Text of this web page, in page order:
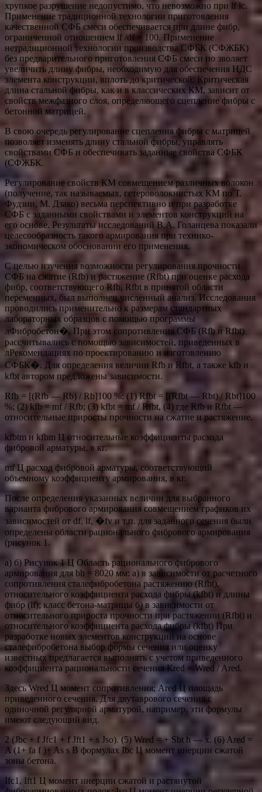
хрупкое разрушение недопустимо, что невозможно при lf lc.
Применение традиционной технологии приготовления
качественной СФБ смеси обеспечивается при длине фибр,
ограниченной отношением lf /df = 100. Применение
нетрадиционной технологии производства СФБК (СФЖБК)
без предварительного приготовления СФБ смеси по зволяет
увеличить длину фибры, необходимую для обеспечения НДС
элемента конструкции, вплоть до критической. Критическая
длина стальной фибры, как и в классических КМ, зависит от
свойств межфазного слоя, определяющего сцепление фибры с
бетонной матрицей.
В свою очередь регулирование сцепления фибры с матрицей
позволяет изменять длину стальной фибры, управлять
свойствами СФБ и обеспечивать заданные свойства СФБК
(СФЖБК.
Регулирование свойств КМ совмещением различных волокон
(получение, так называемых, гетероволокнистых КМ по Т.
Фудзии, М. Дзако) весьма перспективно и при разработке
СФБ с заданными свойствами и элементов конструкций на
его основе. Результаты исследований В.А. Голанцева показали
целесообразность такого армирования при технико-
экономическом обосновании его применения.
С целью изучения возможности регулирования прочности
СФБ на сжатие (Rfb) и растяжение (Rfbt) при оценке расхода
фибр, соответствующего Rfb, Rfbt в принятой области
переменных, был выполнен численный анализ. Исследования
проводились применительно к размерам стандартных
лабораторных образцов с помощью программы
лФибробетон�. При этом сопротивления СФБ (Rfb и Rfbt)
рассчитывались с помощью зависимостей, приведенных в
лРекомендациях по проектированию и изготовлению
СФБК�. Для определения величин Rfb и Rfbt, а также kfb и
kfbt автором предложены зависимости.
Rfb = [(Rfb — Rb) / Rb]100 %; (1) Rfbt = [(Rfbt — Rbt) / Rbt]100
%; (2) kfb = mf / Rfb; (3) kfbt = mf / Rfbt, (4) где Rfb и Rfbt —
относительные приросты прочности на сжатие и растяжение.
kfbtm и kfbm Ц относительные коэффициенты расхода
фибровой арматуры, в кг.
mf Ц расход фибровой арматуры, соответствующий
объемному коэффициенту армирования, в кг.
После определения указанных величин для выбранного
варианта фибрового армирования совмещением графиков их
зависимостей от df, lf, �fv и т.п. для заданного сечения были
определены области рационального фибрового армирования
(рисунок 1.
а) б) Рисунок 1 Ц Область рационального фибрового
армирования для bh = 8020 мм: а) в зависимости от расчетного
сопротивления сталефибробетона растяжению (Rfbt),
относительного коэффициента расхода фибры (kfbt) и длины
фибр (lf); класс бетона-матрицы б) в зависимости от
относительного прироста прочности при растяжении (Rfbt) и
относительного коэффициента расхода фибры (kfbt) При
разработке новых элементов конструкций на основе
сталефибробетона выбор формы сечения или оценку
известных предлагается выполнять с учетом приведенного
коэффициента рациональности сечения Кred = Wred / Ared.
Здесь Wred Ц момент сопротивления; Ared Ц площадь
приведенного сечения. Для двутаврового сечения с
одиночной регулярной арматурой, например, эти формулы
имеют следующий вид.
2 (Jbc + f Jfc1 + f Jft1 + s Jso). (5) Wred = + Sbt h — x. (6) Ared =
A (1+ fa f )+ As s В формулах Ibc Ц момент инерции сжатой
зоны бетона.
Ifc1, Ift1 Ц момент инерции сжатой и растянутой